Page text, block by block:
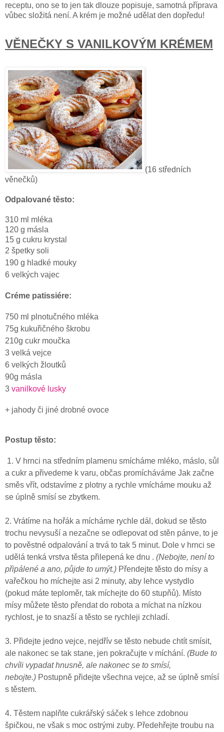
receptu, ono se to jen tak dlouze popisuje, samotná příprava
vůbec složitá není. A krém je možné udělat den dopředu!
VĚNEČKY S VANILKOVÝM KRÉMEM
(16 středních
věnečků)
Odpalované těsto:
310 ml mléka
120 g másla
15 g cukru krystal
2 špetky soli
190 g hladké mouky
6 velkých vajec
Créme patissiére:
750 ml plnotučného mléka
75g kukuřičného škrobu
210g cukr moučka
3 velká vejce
6 velkých žloutků
90g másla
3 vanilkové lusky
+ jahody či jiné drobné ovoce
Postup těsto:
1. V hrnci na středním plamenu smícháme mléko, máslo, sůl
a cukr a přivedeme k varu, občas promícháváme Jak začne
směs vřít, odstavíme z plotny a rychle vmícháme mouku až
se úplně smísí se zbytkem.
2. Vrátíme na hořák a mícháme rychle dál, dokud se těsto
trochu nevysuší a nezačne se odlepovat od stěn pánve, to je
to pověstné odpalování a trvá to tak 5 minut. Dole v hrnci se
udělá tenká vrstva těsta přilepená ke dnu . (Nebojte, není to
připálené a ano, půjde to umýt.) Přendejte těsto do mísy a
vařečkou ho míchejte asi 2 minuty, aby lehce vystydlo
(pokud máte teploměr, tak míchejte do 60 stupňů). Místo
mísy můžete těsto přendat do robota a míchat na nízkou
rychlost, je to snazší a těsto se rychleji zchladí.
3. Přidejte jedno vejce, nejdřív se těsto nebude chtít smísit,
ale nakonec se tak stane, jen pokračujte v míchání. (Bude to
chvíli vypadat hnusně, ale nakonec se to smísí,
nebojte.) Postupně přidejte všechna vejce, až se úplně smísí
s těstem.
4. Těstem naplňte cukrářský sáček s lehce zdobnou
špičkou, ne však s moc ostrými zuby. Předehřejte troubu na